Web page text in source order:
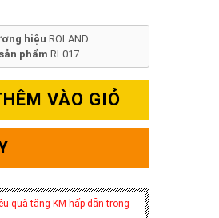
hiệu ROLAND
phẩm RL017
VÀO GIỎ
quà tặng KM hấp dẫn trong